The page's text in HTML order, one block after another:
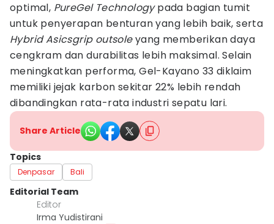
optimal, PureGel Technologypada bagian tumit
untuk penyerapan benturan yang lebih baik, serta
Hybrid Asicsgrip outsoleyang memberikan daya
cengkram dan durabilitas lebih maksimal. Selain
meningkatkan performa, Gel-Kayano 33 diklaim
memiliki jejak karbon sekitar 22% lebih rendah
dibandingkan rata-rata industri sepatu lari.
Share Article
Topics
Denpasar Bali
Editorial Team
Editor
Irma Yudistirani